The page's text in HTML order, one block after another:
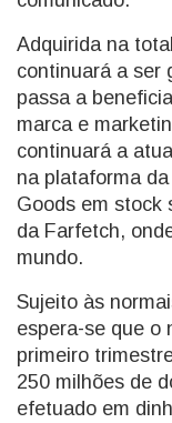
Adquirida na
continuará a ser
passa a
marca e
continuará a
na plataforma
Goods em stock
da Farfetch,
mundo.
Sujeito às
espera-se que o
primeiro
250 milhões de
efetuado em